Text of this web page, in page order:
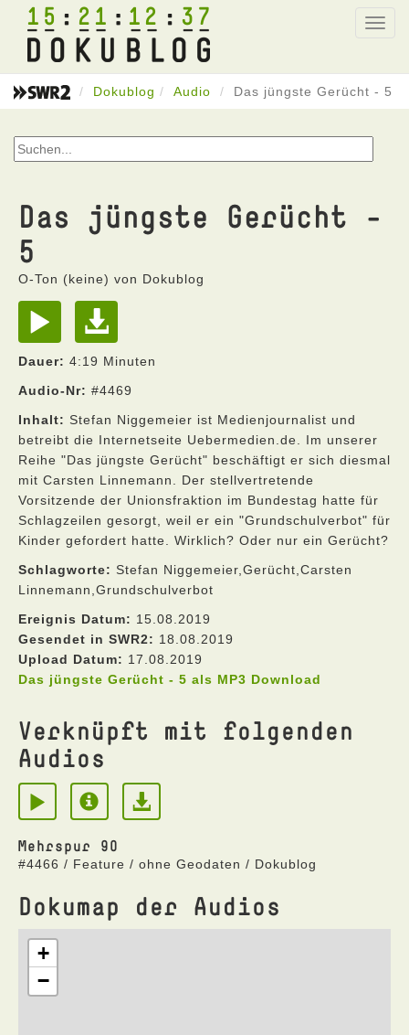
15 21 12 37
Dokublog Audio Das jüngste Gerücht - 5
Das jüngste Gerücht -
5
O-Ton (keine) von Dokublog
Dauer: 4:19 Minuten
Audio-Nr: #4469
Inhalt: Stefan Niggemeier ist Medienjournalist und
betreibt die Internetseite Uebermedien.de. Im unserer
Reihe "Das jüngste Gerücht" beschäftigt er sich diesmal
mit Carsten Linnemann. Der stellvertretende
Vorsitzende der Unionsfraktion im Bundestag hatte für
Schlagzeilen gesorgt, weil er ein "Grundschulverbot" für
Kinder gefordert hatte. Wirklich? Oder nur ein Gerücht?
Schlagworte: Stefan Niggemeier,Gerücht,Carsten
Linnemann,Grundschulverbot
Ereignis Datum: 15.08.2019
Gesendet in SWR2: 18.08.2019
Upload Datum: 17.08.2019
Das jüngste Gerücht - 5 als MP3 Download
Verknüpft mit folgenden
Audios
Mehrspur 90
#4466 / Feature / ohne Geodaten / Dokublog
Dokumap der Audios